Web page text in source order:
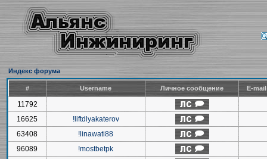
Индекс форума
# Username Личное сообщение E-
11792
16625
!liftdlyakaterov
63408
!linawati88
96089
!mostbetpk